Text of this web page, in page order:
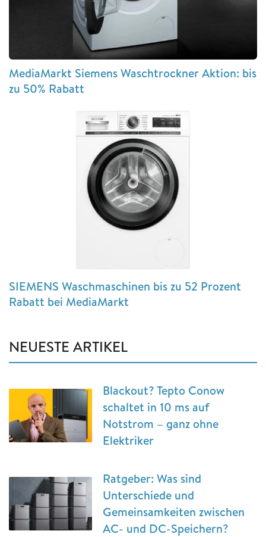
MediaMarkt Siemens Waschtrockner Aktion: bis
zu 50% Rabatt
SIEMENS Waschmaschinen bis zu 52 Prozent
Rabatt bei MediaMarkt
NEUESTE ARTIKEL
Blackout? Tepto Conow
schaltet in 10 ms auf
Notstrom – ganz ohne
Elektriker
Ratgeber: Was sind
Unterschiede und
Gemeinsamkeiten zwischen
AC- und DC-Speichern?